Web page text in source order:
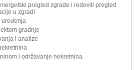
pregled zgrade i redoviti pregled
u zgradi
uređenja
gradnje
i analize
i održavanje nekretnina